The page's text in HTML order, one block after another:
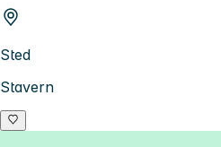
Sted
Stavern